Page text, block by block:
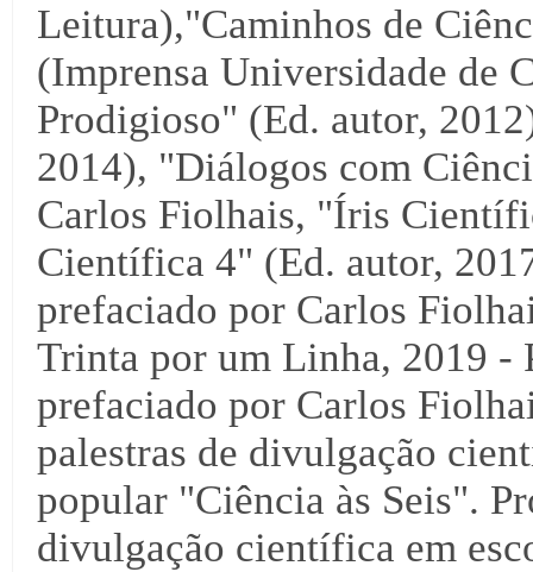
Leitura),"Caminhos de
(Imprensa Universidade de
Prodigioso" (Ed. autor,
2014), "Diálogos com
Carlos Fiolhais, "Íris
Científica 4" (Ed. autor,
prefaciado por Carlos
Trinta por um Linha, 2019 -
prefaciado por Carlos
palestras de divulgação
popular "Ciência às Seis".
divulgação científica em